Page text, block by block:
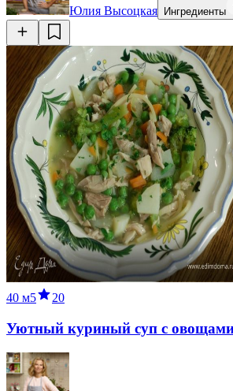
Юлия Высоцкая Ингредиенты
40 м5 20
Уютный куриный суп с овощами